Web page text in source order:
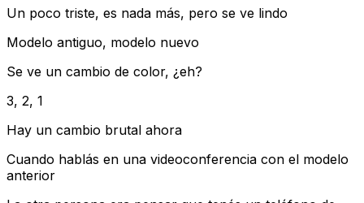
Un poco triste, es nada más, pero se ve lindo
Modelo antiguo, modelo nuevo
Se ve un cambio de color, ¿eh?
3, 2, 1
Hay un cambio brutal ahora
Cuando hablás en una videoconferencia con el modelo
anterior